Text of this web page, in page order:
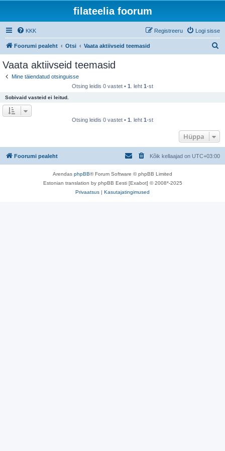
filateelia foorum
KKK Logi sisse
Registreeru
Foorumi pealeht Otsi Vaata aktiivseid teemasid
Vaata aktiivseid teemasid
Mine täiendatud otsinguisse
Otsing leidis 0 vastet • 1 . leht 1-st
Sobivaid vasteid ei leitud.
Otsing leidis 0 vastet • 1 . leht 1-st
Hüppa
Foorumi pealeht Kõik kellaajad on UTC+03:00
Arendas phpBB® Forum Software © phpBB Limited
Estonian translation by phpBB Eesti [Exabot] © 2008*-2025
Privaatsus | Kasutajatingimused